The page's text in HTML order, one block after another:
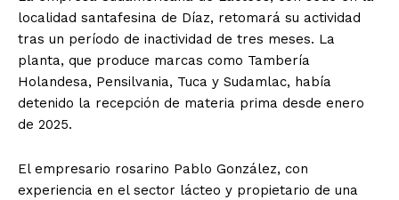
localidad santafesina de Díaz, retomará su actividad
tras un período de inactividad de tres meses. La
planta, que produce marcas como Tambería
Holandesa, Pensilvania, Tuca y Sudamlac, había
detenido la recepción de materia prima desde enero
de 2025.
El empresario rosarino Pablo González, con
experiencia en el sector lácteo y propietario de una